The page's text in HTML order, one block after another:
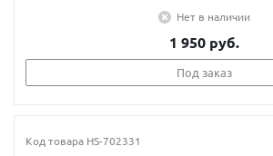
Нет в наличии
1 950 руб.
Под заказ
Код товара HS-702331